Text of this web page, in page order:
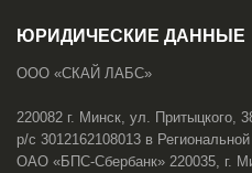
ЮРИДИЧЕСКИЕ ДАННЫЕ
ООО «СКАЙ ЛАБС»
220082 г. Минск, ул. Притыцкого,
р/с 3012162108013 в
ОАО «БПС-Сбербанк» 220035, г.